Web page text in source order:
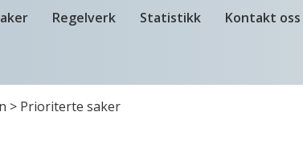
Regelverk Statistikk Kontakt oss
> Prioriterte saker